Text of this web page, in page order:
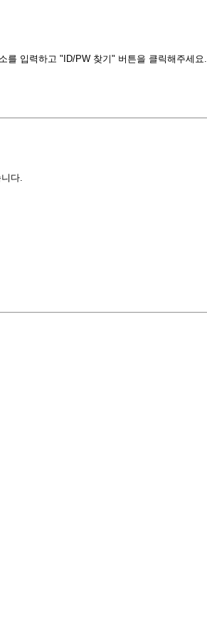
를 입력하고 "ID/PW 찾기" 버튼을 클릭해주세요.
다.